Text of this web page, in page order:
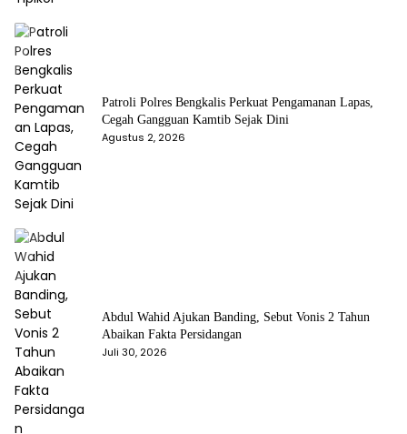
Patroli Polres Bengkalis Perkuat Pengamanan Lapas,
Cegah Gangguan Kamtib Sejak Dini
Agustus 2, 2026
Abdul Wahid Ajukan Banding, Sebut Vonis 2 Tahun
Abaikan Fakta Persidangan
Juli 30, 2026